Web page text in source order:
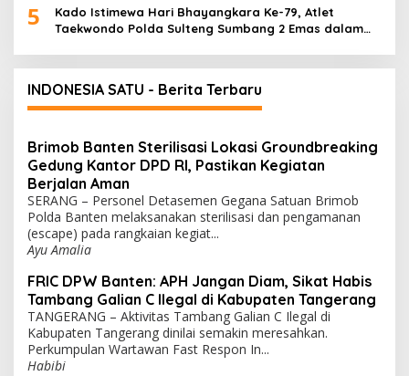
5
Kado Istimewa Hari Bhayangkara Ke-79, Atlet
Taekwondo Polda Sulteng Sumbang 2 Emas dalam
INDONESIA SATU - Berita Terbaru
Brimob Banten Sterilisasi Lokasi Groundbreaking
Gedung Kantor DPD RI, Pastikan Kegiatan
Berjalan Aman
SERANG – Personel Detasemen Gegana Satuan Brimob
Polda Banten melaksanakan sterilisasi dan pengamanan
(escape) pada rangkaian kegiat...
Ayu Amalia
FRIC DPW Banten: APH Jangan Diam, Sikat Habis
Tambang Galian C Ilegal di Kabupaten Tangerang
TANGERANG – Aktivitas Tambang Galian C Ilegal di
Kabupaten Tangerang dinilai semakin meresahkan.
Perkumpulan Wartawan Fast Respon In...
Habibi